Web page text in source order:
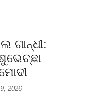
ଗାନ୍ଧୀ:
2026